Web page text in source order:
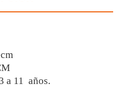
a 11 años.